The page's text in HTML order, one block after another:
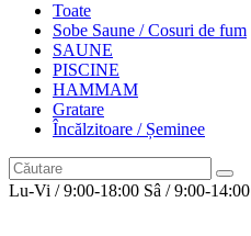
Toate
Sobe Saune / Cosuri de fum
SAUNE
PISCINE
HAMMAM
Gratare
Încălzitoare / Șeminee
Lu-Vi / 9:00-18:00 Sâ / 9:00-14:00